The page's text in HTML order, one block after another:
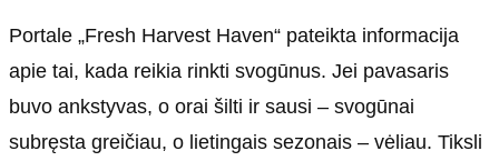
Portale „Fresh Harvest Haven“ pateikta informacija
apie tai, kada reikia rinkti svogūnus. Jei pavasaris
buvo ankstyvas, o orai šilti ir sausi – svogūnai
subręsta greičiau, o lietingais sezonais – vėliau. Tiksli